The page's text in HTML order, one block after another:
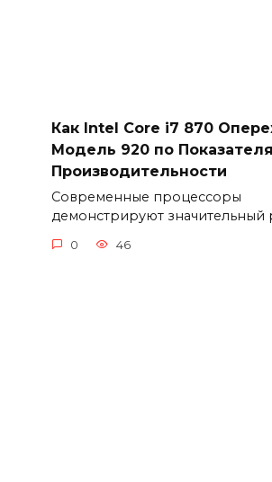
Как Intel Core i7 870
Модель 920 по
Производительности
Современные процессоры
демонстрируют значительный
0 46